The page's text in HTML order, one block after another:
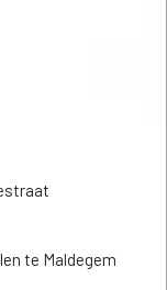
te Maldegem